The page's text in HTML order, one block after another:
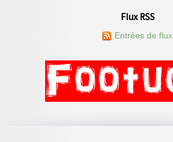
Flux RSS
Entrées de flux